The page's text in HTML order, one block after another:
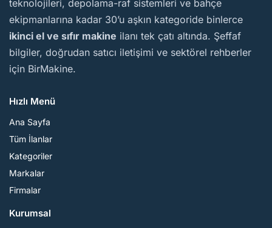
teknolojileri, depolama-raf sistemleri ve bahçe
ekipmanlarına kadar 30’u aşkın kategoride binlerce
ikinci el ve sıfır makine ilanı tek çatı altında. Şeffaf
bilgiler, doğrudan satıcı iletişimi ve sektörel rehberler
için BirMakine.
Hızlı Menü
Ana Sayfa
Tüm İlanlar
Kategoriler
Markalar
Firmalar
Kurumsal